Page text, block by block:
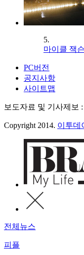
5.
마이클 잭
PC버전
공지사항
사이트맵
보도자료 및 기사제보 :
Copyright 2014. 이투데
전체뉴스
피플